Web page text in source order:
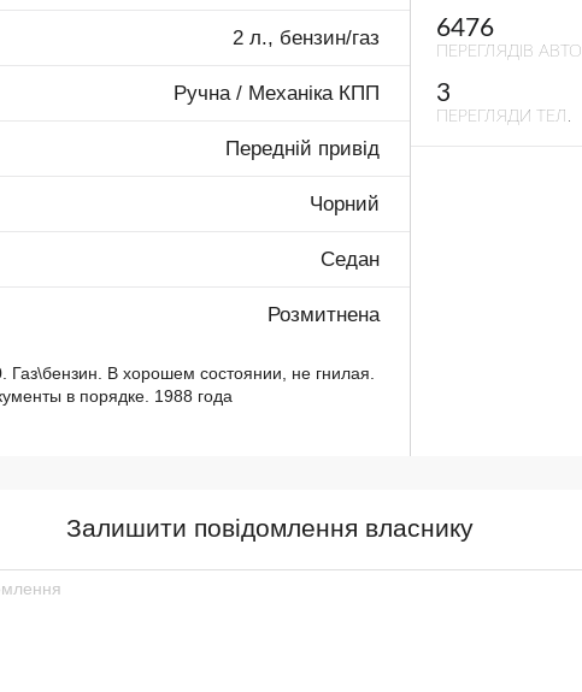
2 л., бензин/газ
Ручна / Механіка КПП
Передній привід
Чорний
Седан
Розмитнена
В хорошем состоянии, не гнилая.
в порядке. 1988 года
6476
ПЕРЕГЛЯДІВ АВТО
3
ПЕРЕГЛЯДИ ТЕЛ.
Залишити повідомлення власнику